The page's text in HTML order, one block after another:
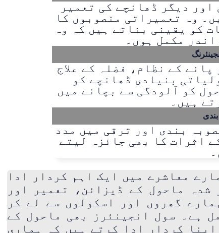
دیگر ڈھانچے کی تعمیر
وہ تعمیراتی منصوبوں کا
کو یقینی بناتے ہیں کہ وہ
مکمل ہوں۔
کے نظام، فضلہ کے علاج
بنیادی ڈھانچے کو
کو آلودگی سے بچانے میں
ہیں۔
بندی اور ترقی میں مدد
اثرات کا بھی جائزہ لیتے
معاشرے میں ایک اہم کردار ادا
ماحول کے ڈیزائن، تعمیر اور
گھروں اور اسکولوں سے لے کر
ہے۔ سول انجینئرز بھی ماحول کے
کردار ادا کرتے ہیں کہ ہماری